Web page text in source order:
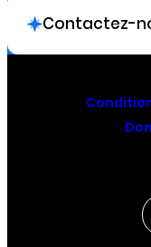
Contactez-